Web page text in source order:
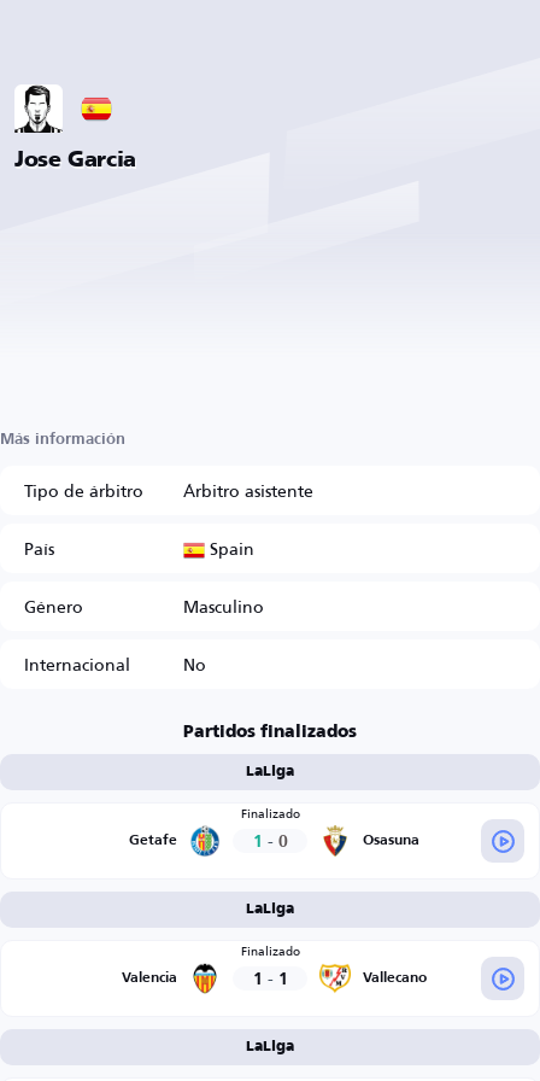
Jose Garcia
Más información
Tipo de árbitro
Árbitro asistente
País
Spain
Género
Masculino
Internacional
No
Partidos finalizados
LaLiga
Getafe
Finalizado
1 - 0 Osasuna
LaLiga
Valencia
Finalizado
1 - 1 Vallecano
LaLiga